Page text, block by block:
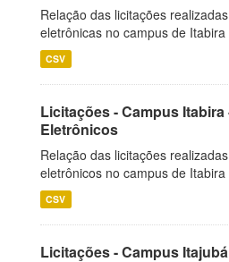
Relação das licitações
eletrônicas no campus de Itabira
CSV
Licitações - Campus Itabira
Eletrônicos
Relação das licitações
eletrônicos no campus de Itabira
CSV
Licitações - Campus